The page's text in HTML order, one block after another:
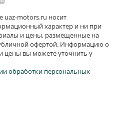
uaz-motors.ru носит
характер и ни при
и цены, размещенные на
офертой. Информацию о
цены вы можете уточнить у
обработки персональных